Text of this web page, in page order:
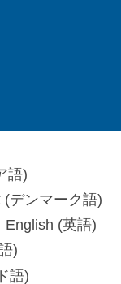
語)
(デンマーク語)
English (英語)
)
語)